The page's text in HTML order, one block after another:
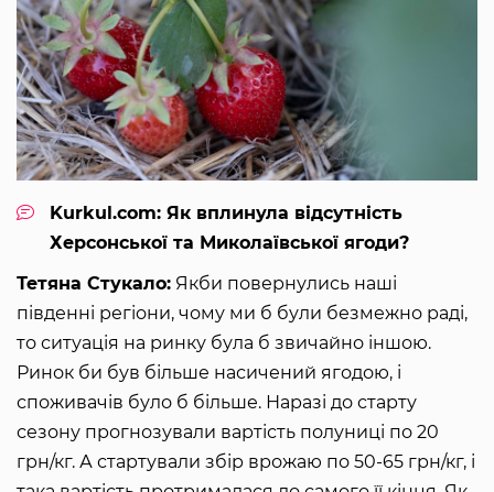
Kurkul.com: Як вплинула відсутність
Херсонської та Миколаївської ягоди?
Тетяна Стукало: Якби повернулись наші
південні регіони, чому ми б були безмежно раді,
то ситуація на ринку була б звичайно іншою.
Ринок би був більше насичений ягодою, і
споживачів було б більше. Наразі до старту
сезону прогнозували вартість полуниці по 20
грн/кг. А стартували збір врожаю по 50-65 грн/кг, і